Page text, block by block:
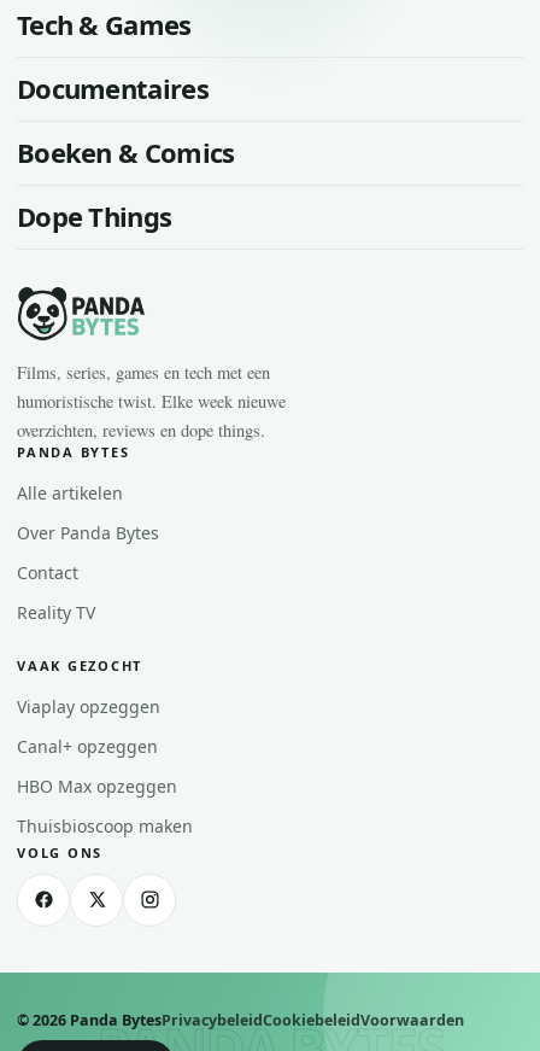
Tech & Games
Documentaires
Boeken & Comics
Dope Things
Films, series, games en tech met een
humoristische twist. Elke week nieuwe
overzichten, reviews en dope things.
PANDA BYTES
Alle artikelen
Over Panda Bytes
Contact
Reality TV
VAAK GEZOCHT
Viaplay opzeggen
Canal+ opzeggen
HBO Max opzeggen
Thuisbioscoop maken
VOLG ONS
©2026 Panda BytesPrivacybeleidCookiebeleidVoorwaarden